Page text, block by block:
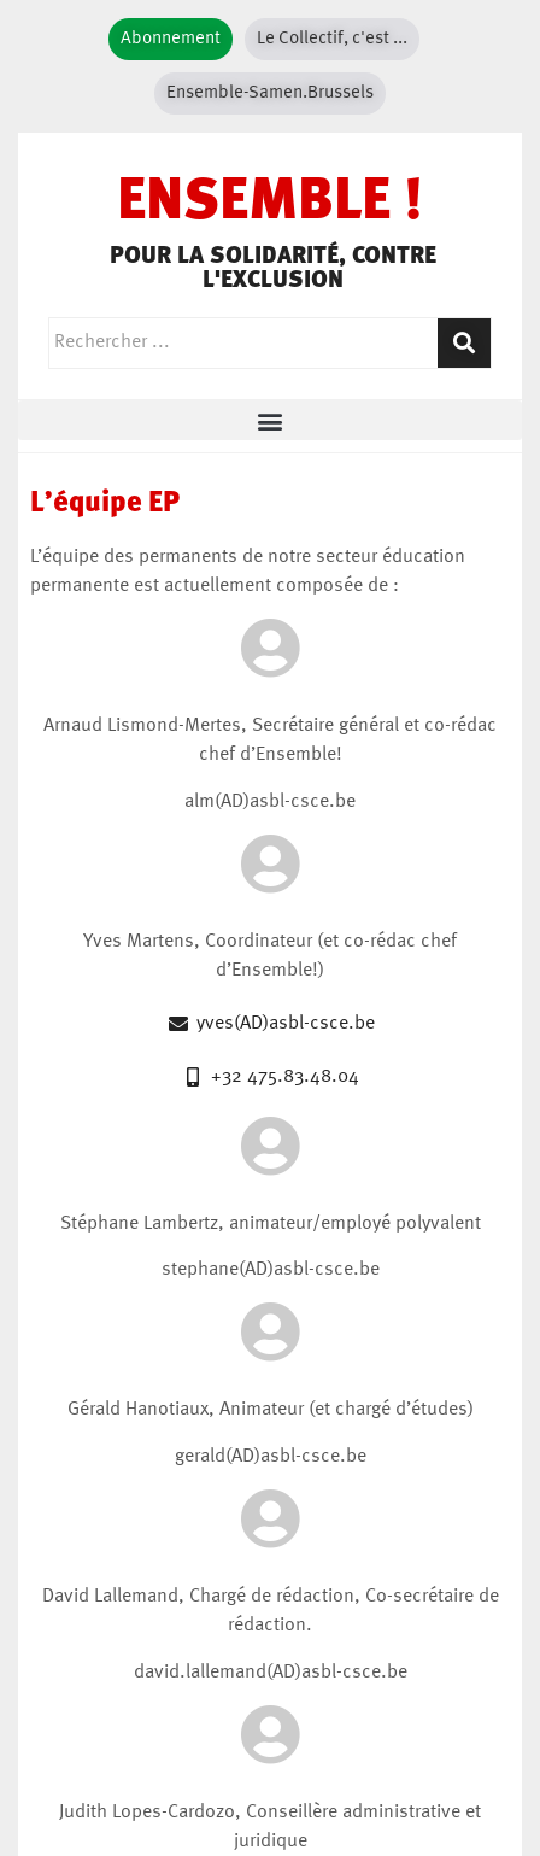
Abonnement Le Collectif, c'est ...
Ensemble-Samen.Brussels
ENSEMBLE !
POUR LA SOLIDARITÉ, CONTRE
L'EXCLUSION
L’équipe EP
L’équipe des permanents de notre secteur éducation
permanente est actuellement composée de :
Arnaud Lismond-Mertes, Secrétaire général et co-rédac
chef d’Ensemble!
alm(AD)asbl-csce.be
Yves Martens, Coordinateur (et co-rédac chef
d’Ensemble!)
yves(AD)asbl-csce.be
+32 475.83.48.04
Stéphane Lambertz, animateur/employé polyvalent
stephane(AD)asbl-csce.be
Gérald Hanotiaux, Animateur (et chargé d’études)
gerald(AD)asbl-csce.be
David Lallemand, Chargé de rédaction, Co-secrétaire de
rédaction.
david.lallemand(AD)asbl-csce.be
Judith Lopes-Cardozo, Conseillère administrative et
juridique